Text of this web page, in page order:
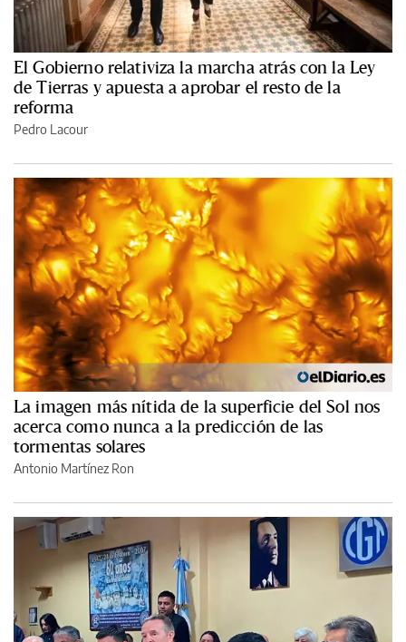
El Gobierno relativiza la marcha atrás con la Ley
de Tierras y apuesta a aprobar el resto de la
reforma
Pedro Lacour
La imagen más nítida de la superficie del Sol nos
acerca como nunca a la predicción de las
tormentas solares
Antonio Martínez Ron